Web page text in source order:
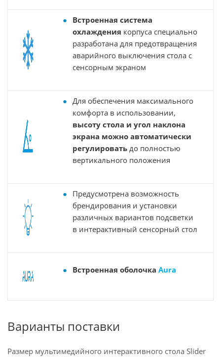
Встроенная система
охлаждения корпуса специально
разработана для предотвращения
аварийного выключения стола с
сенсорным экраном
Для обеспечения максимального
комфорта в использовании,
высоту стола и угол наклона
экрана можно автоматически
регулировать до полностью
вертикального положения
Предусмотрена возможность
брендирования и установки
различных вариантов подсветки
в интерактивный сенсорный стол
Встроенная оболочка Aura
Варианты поставки
Размер мультимедийного интерактивного стола Slider